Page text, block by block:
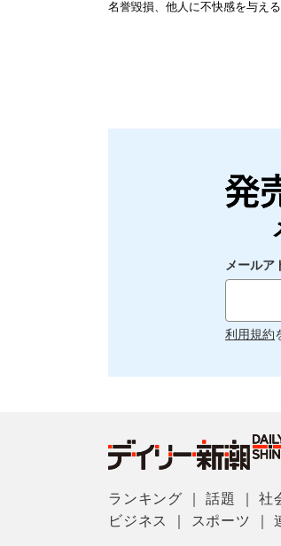
メールア
利用規約
ランキング ｜話題 ｜社
ビジネス
スポーツ ｜